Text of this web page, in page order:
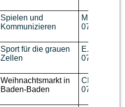
Spielen und
Kommunizieren
M. Disch,
07644 / 92
Sport für die grauen
Zellen
E.
07643 /
Weihnachtsmarkt in
Baden-Baden
Ch. Benzin,
07644 /